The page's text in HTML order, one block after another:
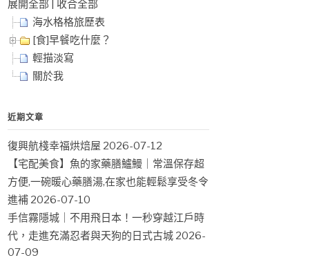
展開全部
收合全部
海水格格旅歷表
[食]早餐吃什麼？
輕描淡寫
關於我
近期文章
復興航棧幸福烘焙屋 2026-07-12
【宅配美食】魚的家藥膳鱸鰻｜常溫保存超
方便,一碗暖心藥膳湯,在家也能輕鬆享受冬令
進補 2026-07-10
手信霧隱城｜不用飛日本！一秒穿越江戶時
代，走進充滿忍者與天狗的日式古城 2026-
07-09